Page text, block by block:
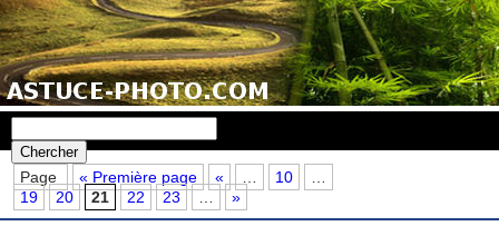
Page « Première page « 10
19
20 21 22 23 »